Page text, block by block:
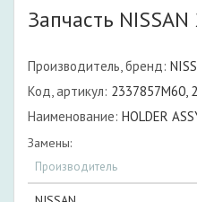
Запчасть
Производитель, бренд:
Код, артикул: 2337857M60,
Наименование: HOLDER
Замены:
Производитель